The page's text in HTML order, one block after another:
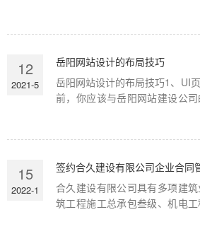
对需求端，展示产品的细节和
细节等全面呈现。商业网站的
方...
12
2021-5
岳阳网站设计的布局技巧
岳阳网站设计的布局技巧1、UI
前，你应该与岳阳网站建设公
设计：对于网站的设计和布局
况，比如每个部分的布局是否合
15
2022-1
签约合久建设有限公司企业合同
合久建设有限公司具有多项建
筑工程施工总承包叁级、机电